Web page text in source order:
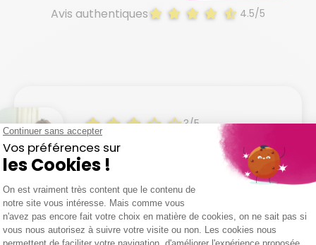
Avis authentiques 4.5/5
3/5
16/07/2026
"Intervenant aucun soucis mais
l'entretien ne sont pas respectés
et intervention les jours fériés
alors que nous avions dit "pas
Evelyne D.